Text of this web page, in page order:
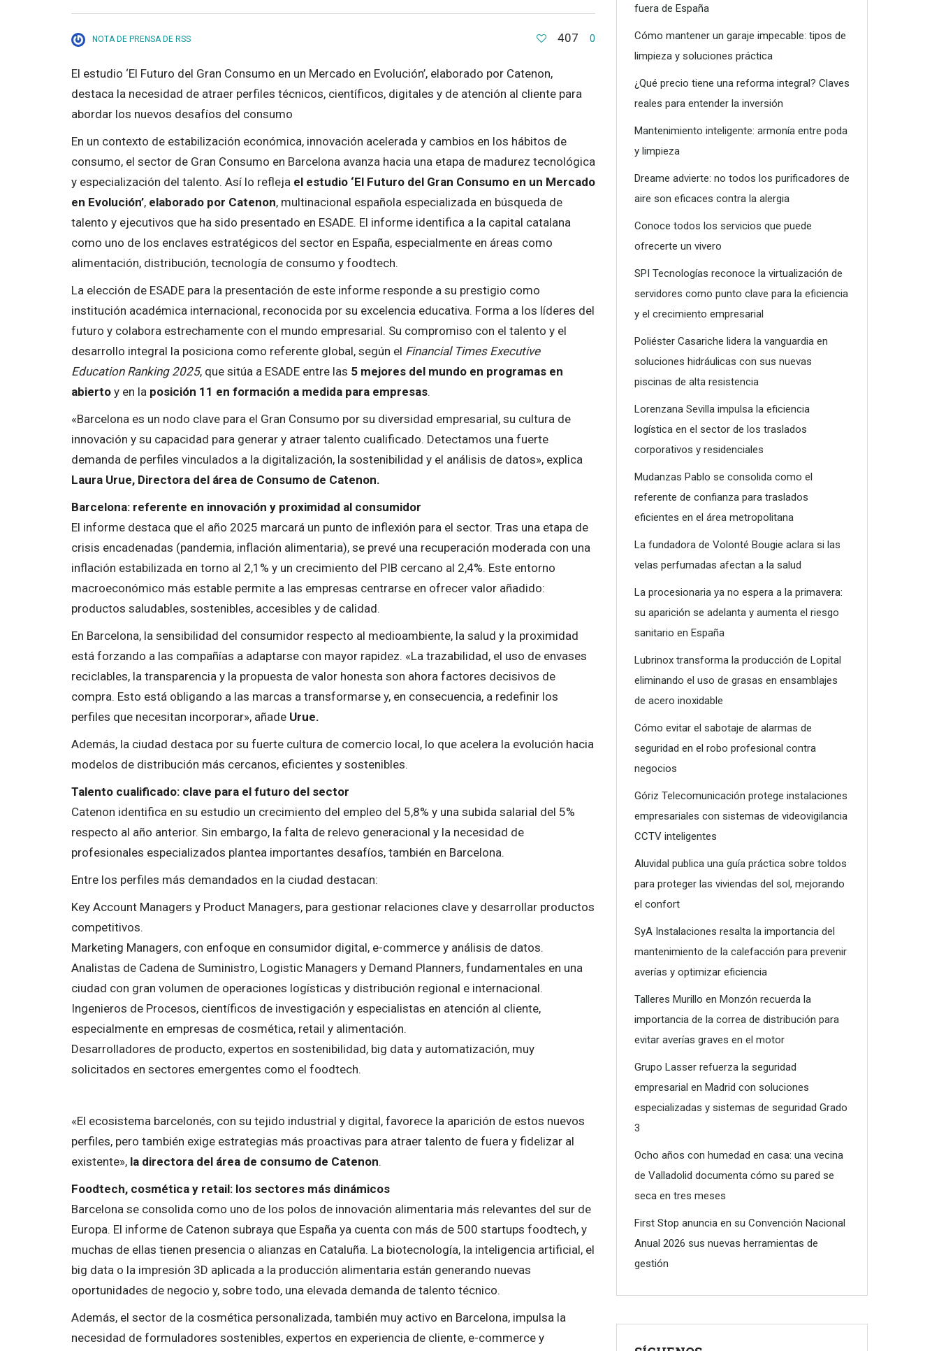
NOTA DE PRENSA DE RSS 407 0
El estudio ‘El Futuro del Gran Consumo en un Mercado en Evolución’, elaborado por Catenon,
destaca la necesidad de atraer perfiles técnicos, científicos, digitales y de atención al cliente para
abordar los nuevos desafíos del consumo
En un contexto de estabilización económica, innovación acelerada y cambios en los hábitos de
consumo, el sector de Gran Consumo en Barcelona avanza hacia una etapa de madurez tecnológica
y especialización del talento. Así lo refleja el estudio ‘El Futuro del Gran Consumo en un Mercado
en Evolución’, elaborado por Catenon, multinacional española especializada en búsqueda de
talento y ejecutivos que ha sido presentado en ESADE. El informe identifica a la capital catalana
como uno de los enclaves estratégicos del sector en España, especialmente en áreas como
alimentación, distribución, tecnología de consumo y foodtech.
La elección de ESADE para la presentación de este informe responde a su prestigio como
institución académica internacional, reconocida por su excelencia educativa. Forma a los líderes del
futuro y colabora estrechamente con el mundo empresarial. Su compromiso con el talento y el
desarrollo integral la posiciona como referente global, según el Financial Times Executive
Education Ranking 2025, que sitúa a ESADE entre las 5 mejores del mundo en programas en
abierto y en la posición 11 en formación a medida para empresas.
«Barcelona es un nodo clave para el Gran Consumo por su diversidad empresarial, su cultura de
innovación y su capacidad para generar y atraer talento cualificado. Detectamos una fuerte
demanda de perfiles vinculados a la digitalización, la sostenibilidad y el análisis de datos», explica
Laura Urue, Directora del área de Consumo de Catenon.
Barcelona: referente en innovación y proximidad al consumidor
El informe destaca que el año 2025 marcará un punto de inflexión para el sector. Tras una etapa de
crisis encadenadas (pandemia, inflación alimentaria), se prevé una recuperación moderada con una
inflación estabilizada en torno al 2,1% y un crecimiento del PIB cercano al 2,4%. Este entorno
macroeconómico más estable permite a las empresas centrarse en ofrecer valor añadido:
productos saludables, sostenibles, accesibles y de calidad.
En Barcelona, la sensibilidad del consumidor respecto al medioambiente, la salud y la proximidad
está forzando a las compañías a adaptarse con mayor rapidez. «La trazabilidad, el uso de envases
reciclables, la transparencia y la propuesta de valor honesta son ahora factores decisivos de
compra. Esto está obligando a las marcas a transformarse y, en consecuencia, a redefinir los
perfiles que necesitan incorporar», añade Urue.
Además, la ciudad destaca por su fuerte cultura de comercio local, lo que acelera la evolución hacia
modelos de distribución más cercanos, eficientes y sostenibles.
Talento cualificado: clave para el futuro del sector
Catenon identifica en su estudio un crecimiento del empleo del 5,8% y una subida salarial del 5%
respecto al año anterior. Sin embargo, la falta de relevo generacional y la necesidad de
profesionales especializados plantea importantes desafíos, también en Barcelona.
Entre los perfiles más demandados en la ciudad destacan:
Key Account Managers y Product Managers, para gestionar relaciones clave y desarrollar productos
competitivos.
Marketing Managers, con enfoque en consumidor digital, e-commerce y análisis de datos.
Analistas de Cadena de Suministro, Logistic Managers y Demand Planners, fundamentales en una
ciudad con gran volumen de operaciones logísticas y distribución regional e internacional.
Ingenieros de Procesos, científicos de investigación y especialistas en atención al cliente,
especialmente en empresas de cosmética, retail y alimentación.
Desarrolladores de producto, expertos en sostenibilidad, big data y automatización, muy
solicitados en sectores emergentes como el foodtech.
«El ecosistema barcelonés, con su tejido industrial y digital, favorece la aparición de estos nuevos
perfiles, pero también exige estrategias más proactivas para atraer talento de fuera y fidelizar al
existente», la directora del área de consumo de Catenon.
Foodtech, cosmética y retail: los sectores más dinámicos
Barcelona se consolida como uno de los polos de innovación alimentaria más relevantes del sur de
Europa. El informe de Catenon subraya que España ya cuenta con más de 500 startups foodtech, y
muchas de ellas tienen presencia o alianzas en Cataluña. La biotecnología, la inteligencia artificial, el
big data o la impresión 3D aplicada a la producción alimentaria están generando nuevas
oportunidades de negocio y, sobre todo, una elevada demanda de talento técnico.
Además, el sector de la cosmética personalizada, también muy activo en Barcelona, impulsa la
necesidad de formuladores sostenibles, expertos en experiencia de cliente, e-commerce y
fuera de España
Cómo mantener un garaje impecable: tipos de
limpieza y soluciones práctica
¿Qué precio tiene una reforma integral? Claves
reales para entender la inversión
Mantenimiento inteligente: armonía entre poda
y limpieza
Dreame advierte: no todos los purificadores de
aire son eficaces contra la alergia
Conoce todos los servicios que puede
ofrecerte un vivero
SPI Tecnologías reconoce la virtualización de
servidores como punto clave para la eficiencia
y el crecimiento empresarial
Poliéster Casariche lidera la vanguardia en
soluciones hidráulicas con sus nuevas
piscinas de alta resistencia
Lorenzana Sevilla impulsa la eficiencia
logística en el sector de los traslados
corporativos y residenciales
Mudanzas Pablo se consolida como el
referente de confianza para traslados
eficientes en el área metropolitana
La fundadora de Volonté Bougie aclara si las
velas perfumadas afectan a la salud
La procesionaria ya no espera a la primavera:
su aparición se adelanta y aumenta el riesgo
sanitario en España
Lubrinox transforma la producción de Lopital
eliminando el uso de grasas en ensamblajes
de acero inoxidable
Cómo evitar el sabotaje de alarmas de
seguridad en el robo profesional contra
negocios
Góriz Telecomunicación protege instalaciones
empresariales con sistemas de videovigilancia
CCTV inteligentes
Aluvidal publica una guía práctica sobre toldos
para proteger las viviendas del sol, mejorando
el confort
SyA Instalaciones resalta la importancia del
mantenimiento de la calefacción para prevenir
averías y optimizar eficiencia
Talleres Murillo en Monzón recuerda la
importancia de la correa de distribución para
evitar averías graves en el motor
Grupo Lasser refuerza la seguridad
empresarial en Madrid con soluciones
especializadas y sistemas de seguridad Grado
3
Ocho años con humedad en casa: una vecina
de Valladolid documenta cómo su pared se
seca en tres meses
First Stop anuncia en su Convención Nacional
Anual 2026 sus nuevas herramientas de
gestión